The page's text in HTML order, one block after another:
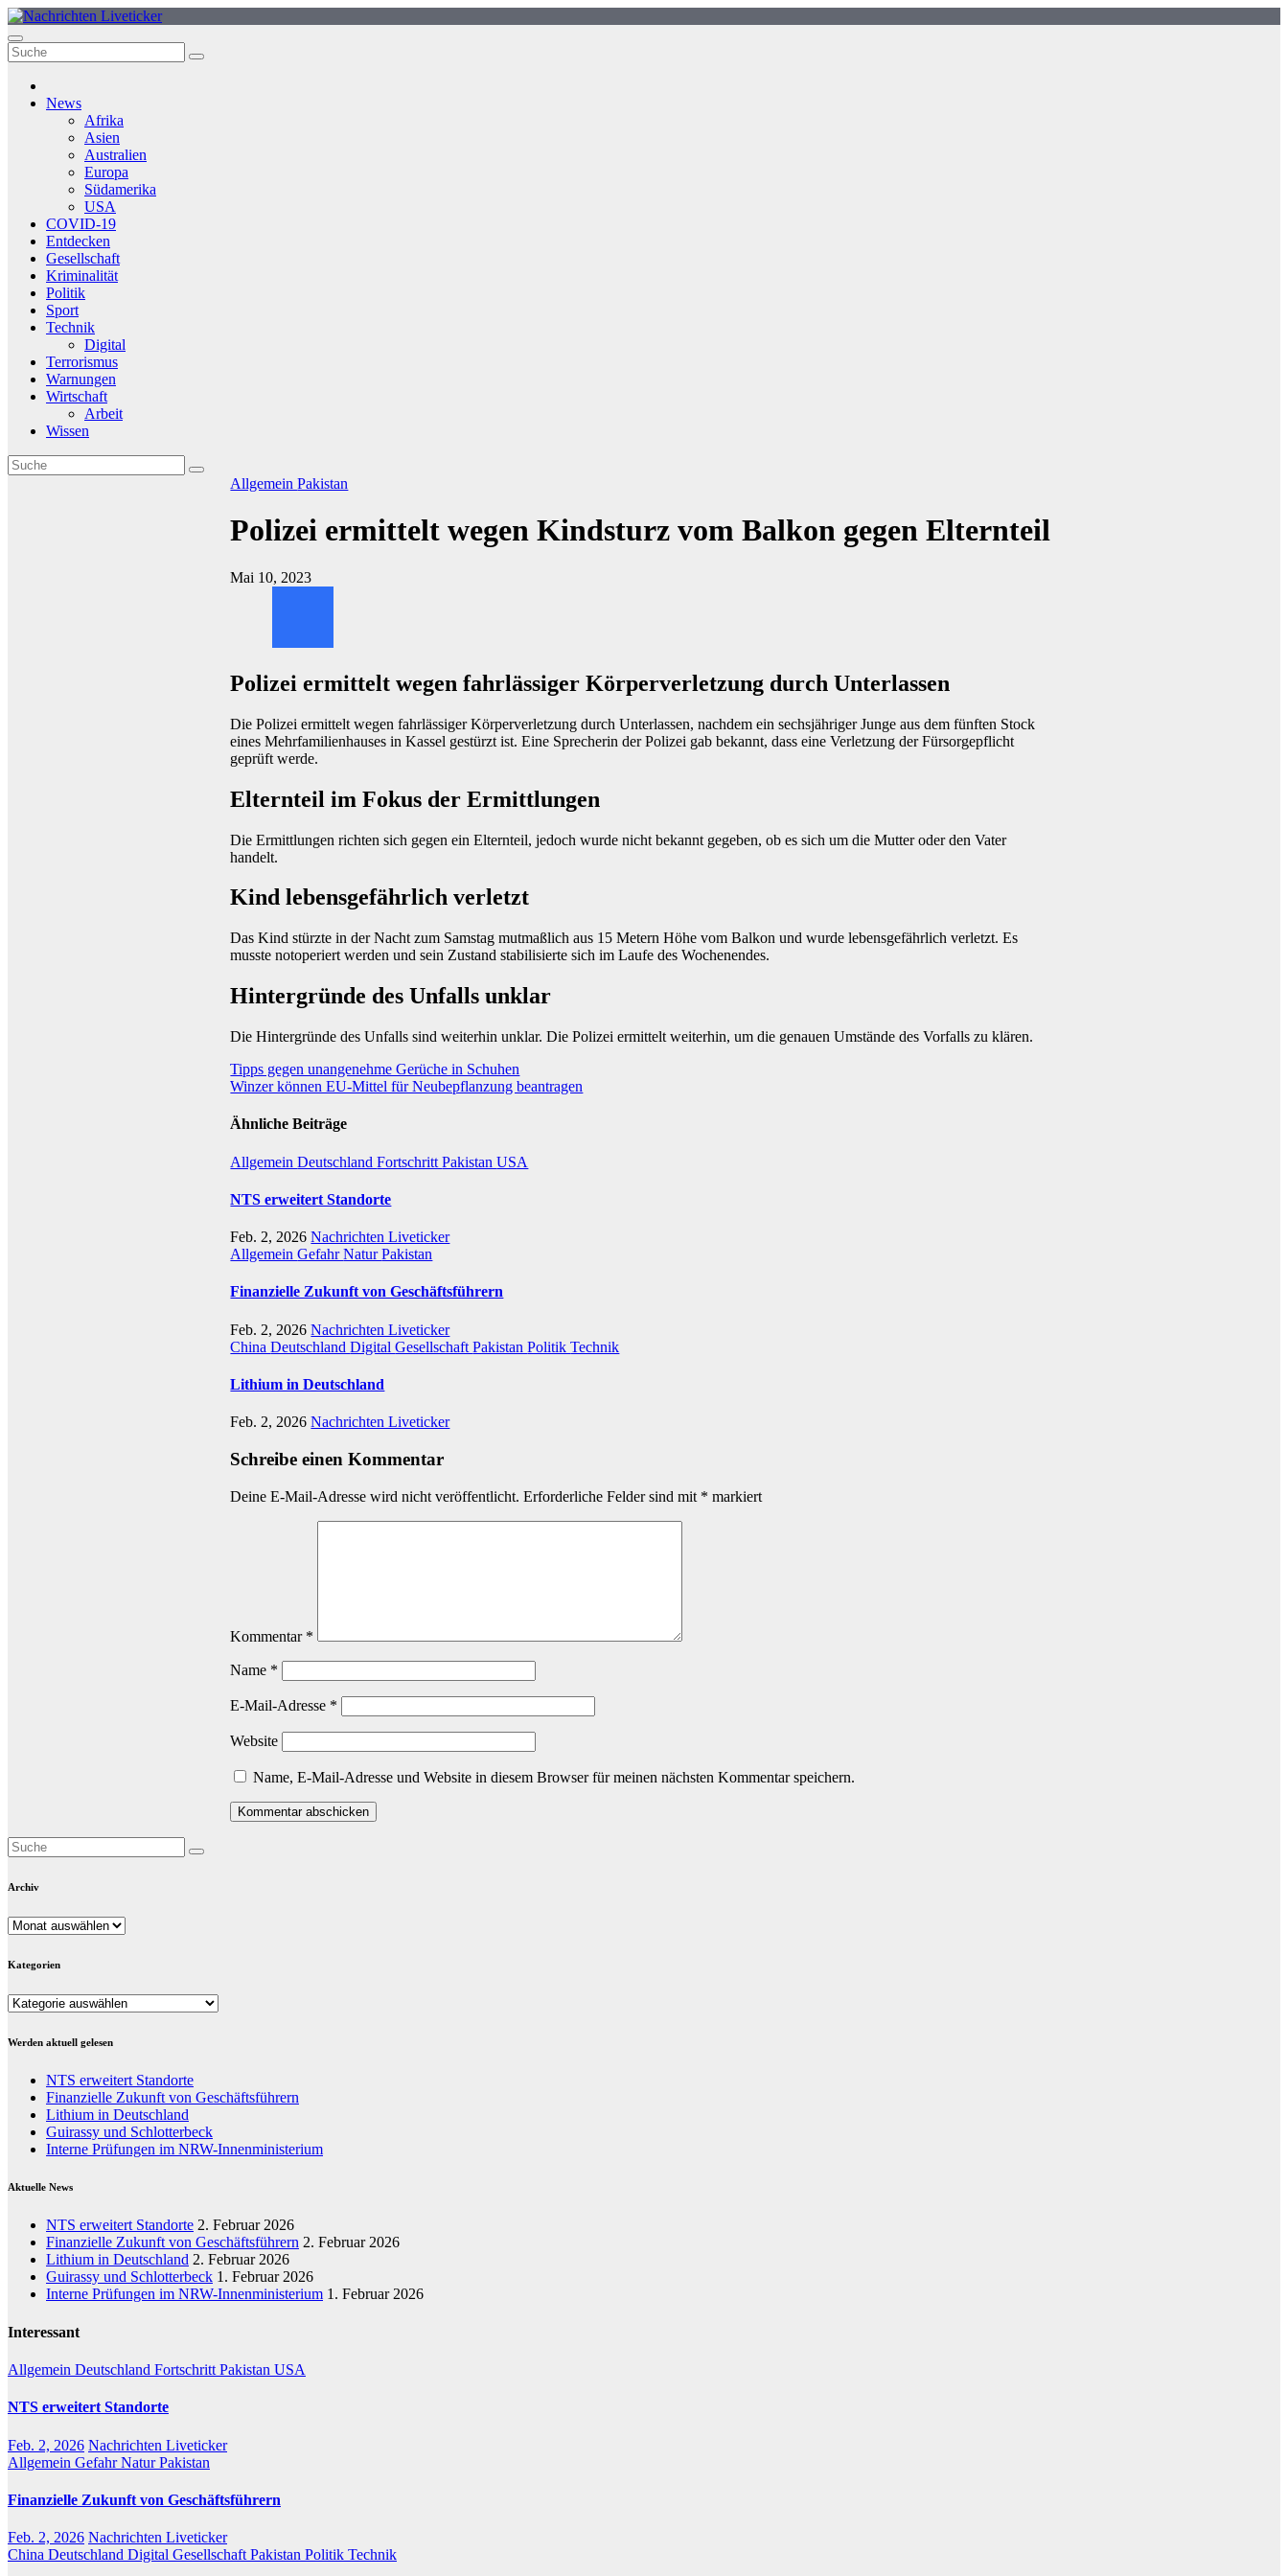
Zum
Inhalt
springen
News
Afrika
Asien
Australien
Europa
Südamerika
USA
COVID-19
Entdecken
Gesellschaft
Kriminalität
Politik
Sport
Technik
Digital
Terrorismus
Warnungen
Wirtschaft
Arbeit
Wissen
AllgemeinPakistan
Polizei ermittelt wegen Kindsturz vom Balkon gegen Elternteil
Mai 10, 2023
Polizei ermittelt wegen fahrlässiger Körperverletzung durch Unterlassen
Die Polizei ermittelt wegen fahrlässiger Körperverletzung durch Unterlassen, nachdem ein sechsjähriger Junge aus dem fünften Stock
eines Mehrfamilienhauses in Kassel gestürzt ist. Eine Sprecherin der Polizei gab bekannt, dass eine Verletzung der Fürsorgepflicht
geprüft werde.
Elternteil im Fokus der Ermittlungen
Die Ermittlungen richten sich gegen ein Elternteil, jedoch wurde nicht bekannt gegeben, ob es sich um die Mutter oder den Vater
handelt.
Kind lebensgefährlich verletzt
Das Kind stürzte in der Nacht zum Samstag mutmaßlich aus 15 Metern Höhe vom Balkon und wurde lebensgefährlich verletzt. Es
musste notoperiert werden und sein Zustand stabilisierte sich im Laufe des Wochenendes.
Hintergründe des Unfalls unklar
Die Hintergründe des Unfalls sind weiterhin unklar. Die Polizei ermittelt weiterhin, um die genauen Umstände des Vorfalls zu klären.
Beitragsnavigation
Tipps gegen unangenehme Gerüche in Schuhen
Winzer können EU-Mittel für Neubepflanzung beantragen
Ähnliche Beiträge
AllgemeinDeutschlandFortschrittPakistanUSA
NTS erweitert Standorte
Feb. 2, 2026 Nachrichten Liveticker
AllgemeinGefahrNaturPakistan
Finanzielle Zukunft von Geschäftsführern
Feb. 2, 2026 Nachrichten Liveticker
ChinaDeutschlandDigitalGesellschaftPakistanPolitikTechnik
Lithium in Deutschland
Feb. 2, 2026 Nachrichten Liveticker
Schreibe einen Kommentar
Deine E-Mail-Adresse wird nicht veröffentlicht. Erforderliche Felder sind mit * markiert
Kommentar *
Name *
E-Mail-Adresse *
Website
Name, E-Mail-Adresse und Website in diesem Browser für meinen nächsten Kommentar speichern.
Archiv
Archiv
Kategorien
Kategorien
Werden aktuell gelesen
NTS erweitert Standorte
Finanzielle Zukunft von Geschäftsführern
Lithium in Deutschland
Guirassy und Schlotterbeck
Interne Prüfungen im NRW-Innenministerium
Aktuelle News
NTS erweitert Standorte 2. Februar 2026
Finanzielle Zukunft von Geschäftsführern 2. Februar 2026
Lithium in Deutschland 2. Februar 2026
Guirassy und Schlotterbeck 1. Februar 2026
Interne Prüfungen im NRW-Innenministerium 1. Februar 2026
Interessant
Allgemein Deutschland Fortschritt Pakistan USA
NTS erweitert Standorte
Feb. 2, 2026 Nachrichten Liveticker
Allgemein GefahrNaturPakistan
Finanzielle Zukunft von Geschäftsführern
Feb. 2, 2026 Nachrichten Liveticker
China Deutschland Digital Gesellschaft Pakistan Politik Technik